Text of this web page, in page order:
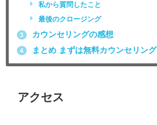
私から質問したこと
最後のクロージング
3 カウンセリングの感想
4 まとめ まずは無料カウンセリング
アクセス